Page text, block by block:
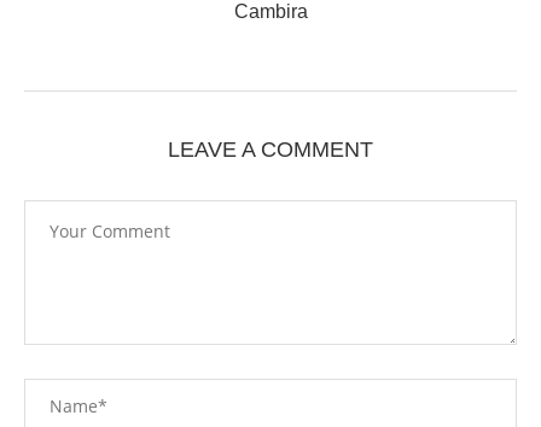
Cambira
LEAVE A COMMENT